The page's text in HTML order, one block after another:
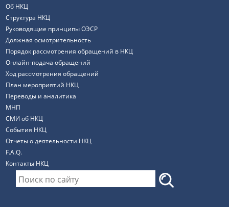
Об НКЦ
Структура НКЦ
Руководящие принципы ОЭСР
Должная осмотрительность
Порядок рассмотрения обращений в НКЦ
Онлайн-подача обращений
Ход рассмотрения обращений
План мероприятий НКЦ
Переводы и аналитика
МНП
СМИ об НКЦ
События НКЦ
Отчеты о деятельности НКЦ
F.A.Q.
Контакты НКЦ